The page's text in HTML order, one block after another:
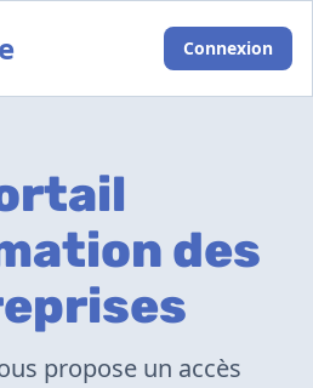
Connexion
des
propose un accès